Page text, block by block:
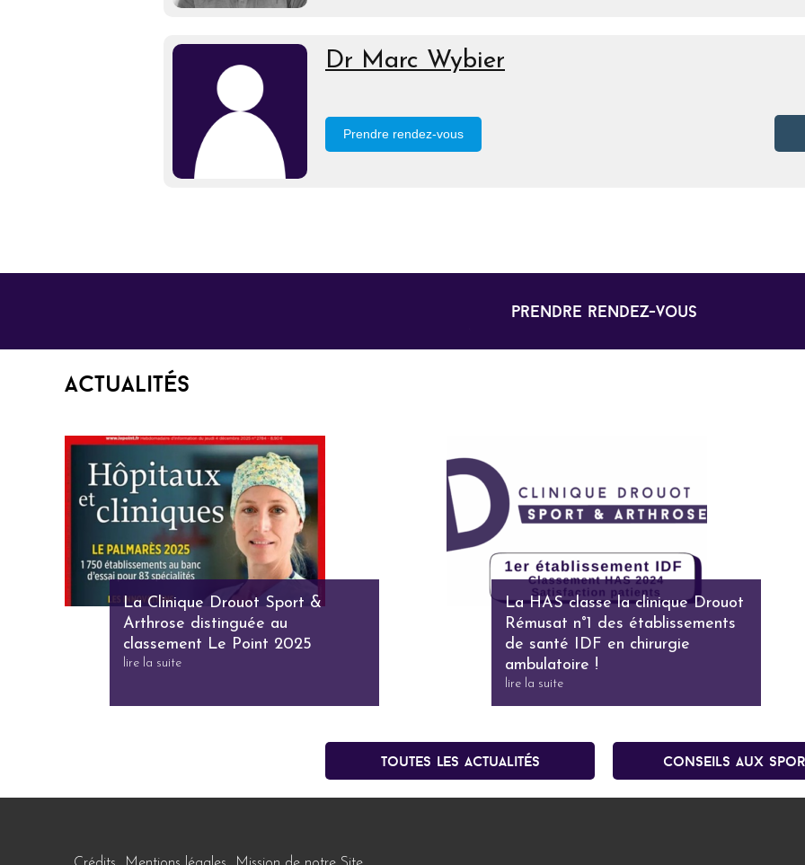
Dr Marc Wybier
Prendre rendez-vous
prendre rendez-vous
Actualités
La Clinique Drouot Sport &
Arthrose distinguée au
classement Le Point 2025
lire la suite
La HAS classe la clinique Drouot
Rémusat n°1 des établissements
de santé IDF en chirurgie
ambulatoire !
lire la suite
Toutes les actualités conseils aux